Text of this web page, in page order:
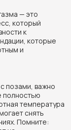
— это
который
к
которые
и
позами, важно
полностью
температура
снять
Помните: